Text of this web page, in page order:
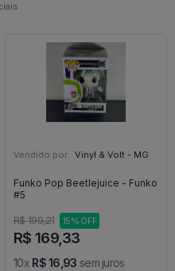
Vendido por: Vinyl & Volt - MG
Funko Pop Beetlejuice - Funko
#5
R$ 199,21 15% OFF
R$ 169,33
10x R$ 16,93 sem juros